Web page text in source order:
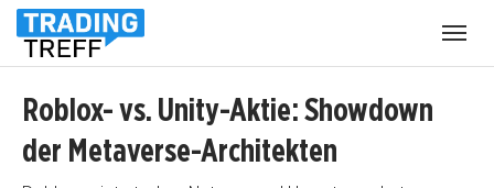
Roblox- vs. Unity-Aktie: Showdown
der Metaverse-Architekten